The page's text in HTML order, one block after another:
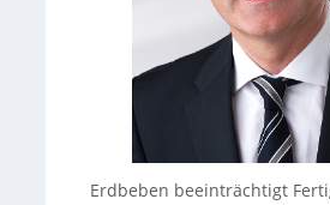
Erdbeben beeinträchtigt